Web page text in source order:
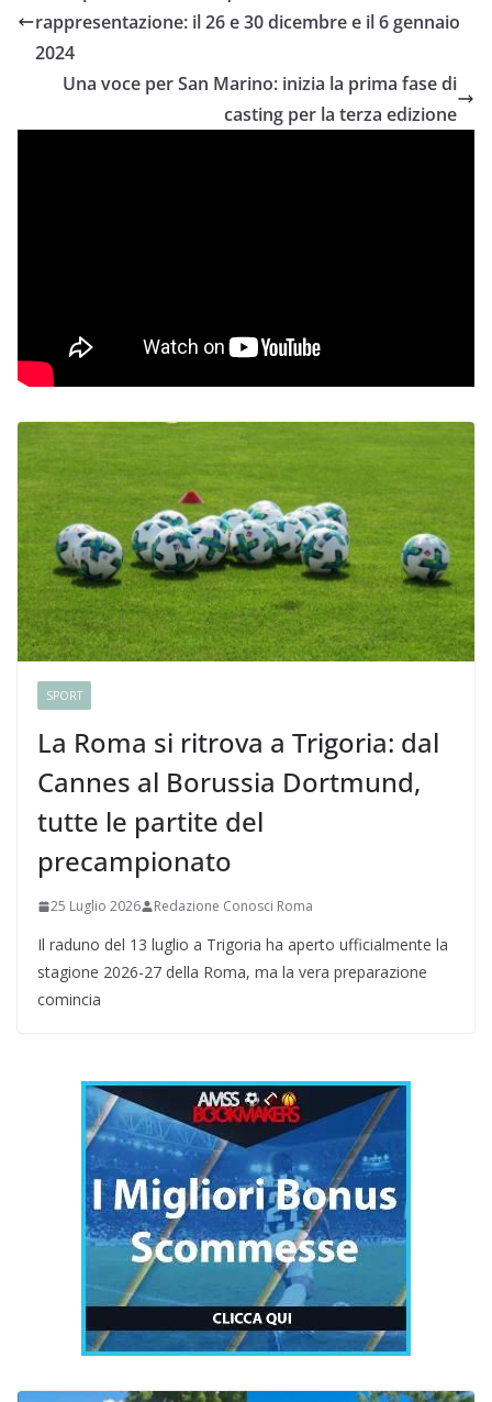
rappresentazione: il 26 e 30 dicembre e il 6 gennaio
2024
Una voce per San Marino: inizia la prima fase di
casting per la terza edizione
SPORT
La Roma si ritrova a Trigoria: dal
Cannes al Borussia Dortmund,
tutte le partite del
precampionato
25 Luglio 2026 Redazione Conosci Roma
Il raduno del 13 luglio a Trigoria ha aperto ufficialmente la
stagione 2026-27 della Roma, ma la vera preparazione
comincia